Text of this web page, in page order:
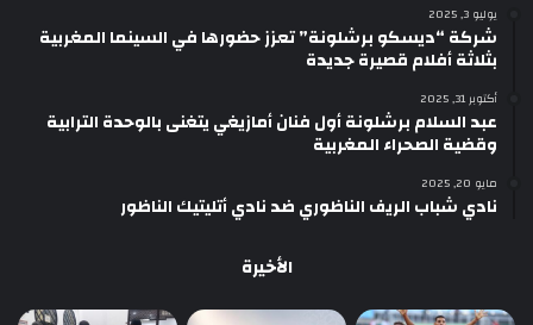
يوليو 3, 2025
شركة “ديسكو برشلونة” تعزز حضورها في السينما المغربية
بثلاثة أفلام قصيرة جديدة
أكتوبر 31, 2025
عبد السلام برشلونة أول فنان أمازيغي يتغنى بالوحدة الترابية
وقضية الصحراء المغربية
مايو 20, 2025
نادي شباب الريف الناظوري ضد نادي أتليتيك الناظور
الأخيرة